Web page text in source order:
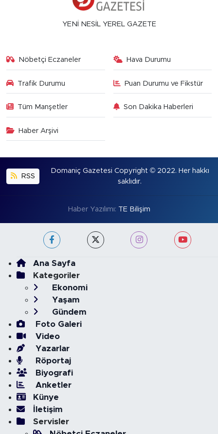
YENİ NESİL YEREL GAZETE
Nöbetçi Eczaneler Hava Durumu
Trafik Durumu Puan Durumu ve Fikstür
Tüm Manşetler Son Dakika Haberleri
Haber Arşivi
RSS
Domaniç Gazetesi Copyright © 2022. Her hakkı
saklıdır.
Haber Yazılımı: TE Bilişim
Ana Sayfa
Kategoriler
Ekonomi
Yaşam
Gündem
Foto Galeri
Video
Yazarlar
Röportaj
Biyografi
Anketler
Künye
İletişim
Servisler